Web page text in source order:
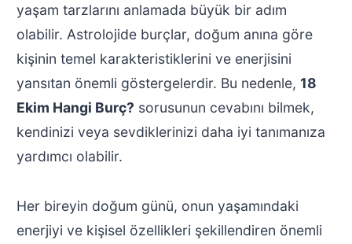
yaşam tarzlarını anlamada büyük bir adım
olabilir. Astrolojide burçlar, doğum anına göre
kişinin temel karakteristiklerini ve enerjisini
yansıtan önemli göstergelerdir. Bu nedenle, 18
Ekim Hangi Burç? sorusunun cevabını bilmek,
kendinizi veya sevdiklerinizi daha iyi tanımanıza
yardımcı olabilir.
Her bireyin doğum günü, onun yaşamındaki
enerjiyi ve kişisel özellikleri şekillendiren önemli